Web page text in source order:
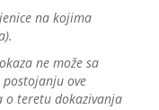
na kojima
ne može sa
ove
o teretu dokazivanja